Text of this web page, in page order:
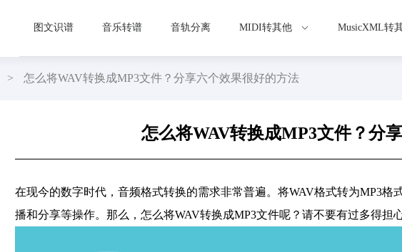
图文识谱 音乐转谱 音轨分离 MIDI转其他 MusicXML转
> 怎么将WAV转换成MP3文件？分享六个效果很好的方法
怎么将WAV转换成MP3文件？分
在现今的数字时代，音频格式转换的需求非常普遍。将WAV格式转为MP3
播和分享等操作。那么，怎么将WAV转换成MP3文件呢？请不要有过多得担